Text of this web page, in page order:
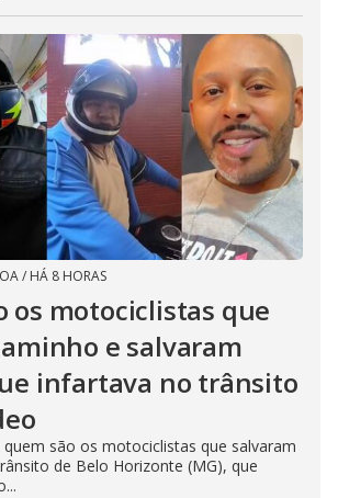
/ HÁ 8 HORAS
os motociclistas que
e salvaram
infartava no trânsito
são os motociclistas que salvaram
de Belo Horizonte (MG), que